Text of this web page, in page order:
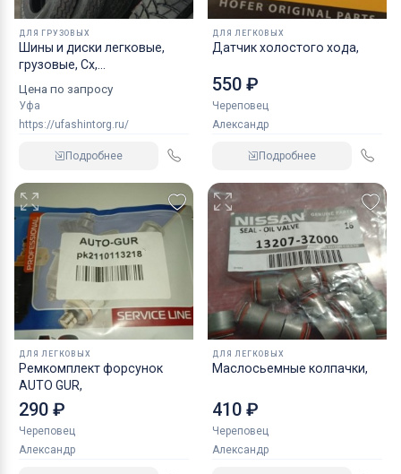
ДЛЯ ГРУЗОВЫХ
Шины и диски легковые,
грузовые, Сх,
Цена по запросу
Уфа
https://ufashintorg.ru/
Подробнее
ДЛЯ ЛЕГКОВЫХ
Датчик холостого хода,
550 ₽
Череповец
Александр
Подробнее
ДЛЯ ЛЕГКОВЫХ
Ремкомплект форсунок
AUTO GUR,
290 ₽
Череповец
Александр
ДЛЯ ЛЕГКОВЫХ
Маслосьемные колпачки,
410 ₽
Череповец
Александр